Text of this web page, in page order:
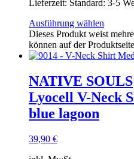
Lieferzeit: Standard: 3-5
Ausführung wählen
Dieses Produkt weist
können auf der
NATIVE SOULS
Lyocell V-Neck
blue lagoon
39,90 €